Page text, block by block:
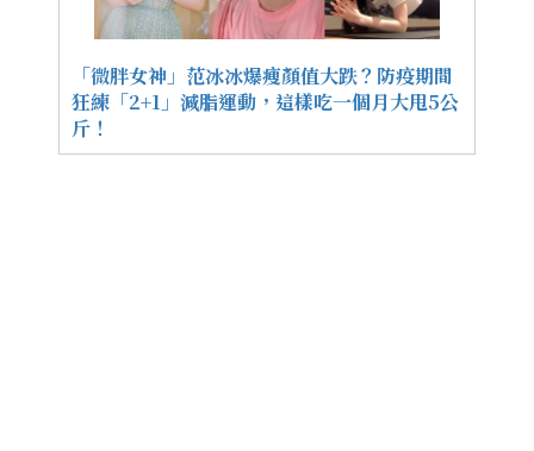
「微胖女神」范冰冰爆瘦顏值大跌？防疫期間
狂練「2+1」減脂運動，這樣吃一個月大甩5公
斤！